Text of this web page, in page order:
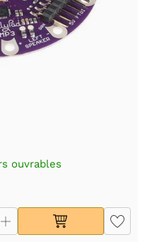
ouvrables